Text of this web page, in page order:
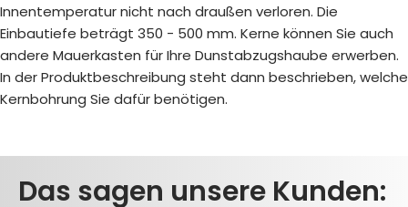
Innentemperatur nicht nach draußen verloren. Die
Einbautiefe beträgt 350 - 500 mm. Kerne können Sie auch
andere Mauerkasten für Ihre Dunstabzugshaube erwerben.
In der Produktbeschreibung steht dann beschrieben, welche
Kernbohrung Sie dafür benötigen.
Das sagen unsere Kunden: